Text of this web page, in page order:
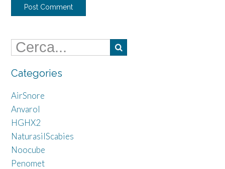
Categories
AirSnore
Anvarol
HGHX2
NaturasilScabies
Noocube
Penomet